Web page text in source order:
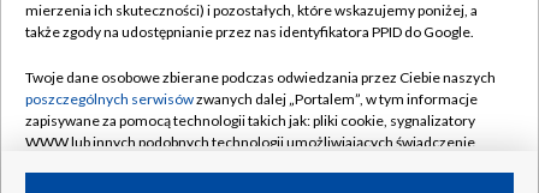
Naziemna Telewizja Cyfrowa
Rada Programowa
System NOS
Informacje o nadawcy
Pomoc
Kontakt
Kanały
mierzenia ich skuteczności) i pozostałych, które wskazujemy poniżej, a
także zgody na udostępnianie przez nas identyfikatora PPID do Google.
Twoje dane osobowe zbierane podczas odwiedzania przez Ciebie naszych
poszczególnych serwisówzwanych dalej „Portalem”, w tym informacje
zapisywane za pomocą technologii takich jak: pliki cookie, sygnalizatory
WWW lub innych podobnych technologii umożliwiających świadczenie